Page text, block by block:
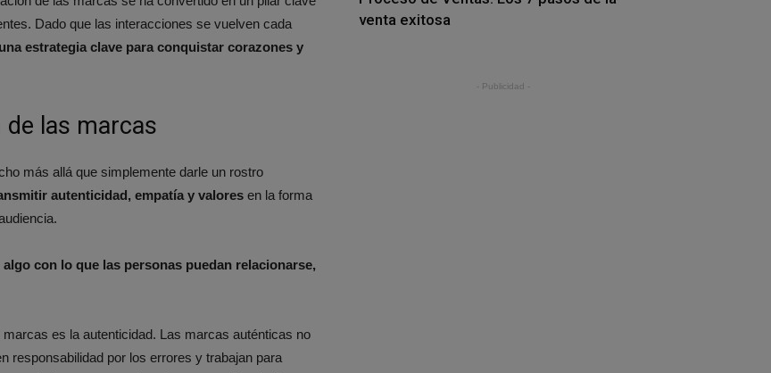
Dado que las interacciones se vuelven cada
estrategia clave para conquistar corazones y
las marcas
más allá que simplemente darle un rostro
autenticidad, empatía y valores en la forma
con lo que las personas puedan relacionarse,
es la autenticidad. Las marcas auténticas no
responsabilidad por los errores y trabajan para
venta exitosa
- Publicidad -